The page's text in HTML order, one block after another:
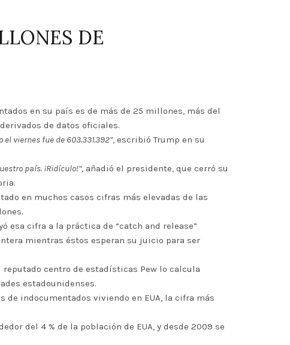
DE
en su país es de más de 25 millones, más del
de datos oficiales.
viernes fue de 603.331.392”, escribió Trump en su
país. ¡Ridículo!”, añadió el presidente, que cerró su
en muchos casos cifras más elevadas de las
esa cifra a la práctica de “catch and release”
mientras éstos esperan su juicio para ser
centro de estadísticas Pew lo calcula
estadounidenses.
de indocumentados viviendo en EUA, la cifra más
del 4 % de la población de EUA, y desde 2009 se